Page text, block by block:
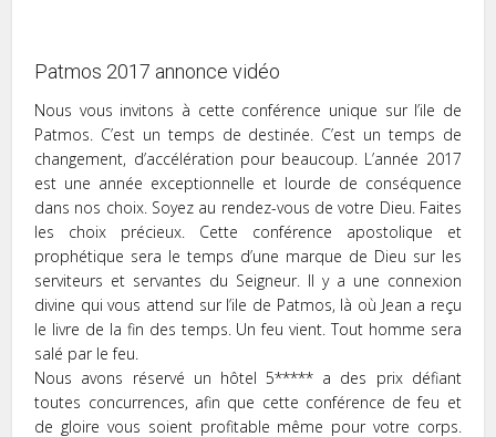
Patmos 2017 annonce vidéo
Nous vous invitons à cette conférence unique sur l’ile de
Patmos. C’est un temps de destinée. C’est un temps de
changement, d’accélération pour beaucoup. L’année 2017
est une année exceptionnelle et lourde de conséquence
dans nos choix. Soyez au rendez-vous de votre Dieu. Faites
les choix précieux. Cette conférence apostolique et
prophétique sera le temps d’une marque de Dieu sur les
serviteurs et servantes du Seigneur. Il y a une connexion
divine qui vous attend sur l’ile de Patmos, là où Jean a reçu
le livre de la fin des temps. Un feu vient. Tout homme sera
salé par le feu.
Nous avons réservé un hôtel 5***** a des prix défiant
toutes concurrences, afin que cette conférence de feu et
de gloire vous soient profitable même pour votre corps.